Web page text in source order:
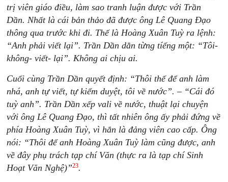
trị viên giáo điều, làm sao tranh luận được với Trần
Dần. Nhất là cái bản thảo đã được ông Lê Quang Đạo
thông qua trước khi đi. Thế là Hoàng Xuân Tuỳ ra lệnh:
“Anh phải viết lại”. Trần Dần dằn từng tíếng một: “Tôi-
không- viết- lại”. Không ai chịu ai.
Cuối cùng Trần Dần quyết định: “Thôi thế để anh làm
nhá, anh tự viết, tự kiểm duyệt, tôi về nước”. – “Cái đó
tuỳ anh”. Trần Dần xếp vali về nước, thuật lại chuyện
với ông Lê Quang Đạo, thì tất nhiên ông ấy phải đứng về
phía Hoàng Xuân Tuỳ, vì hắn là đảng viên cao cấp. Ông
nói: “Thôi để anh Hoàng Xuân Tuỳ làm cũng được, anh
về đây phụ trách tạp chí Văn (thực ra là tạp chí Sinh
Hoạt Văn Nghệ)”23.